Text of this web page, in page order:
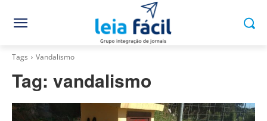
Tags Vandalismo
Tag: vandalismo